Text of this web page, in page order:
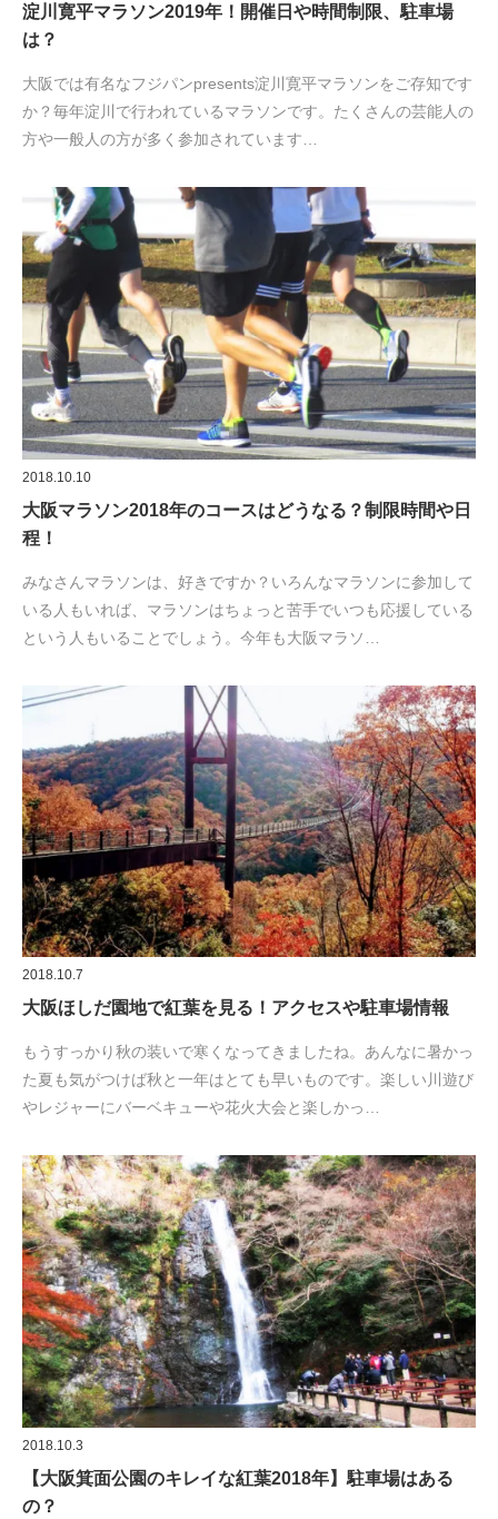
淀川寛平マラソン2019年！開催日や時間制限、駐車場
は？
大阪では有名なフジパンpresents淀川寛平マラソンをご存知です
か？毎年淀川で行われているマラソンです。たくさんの芸能人の
方や一般人の方が多く参加されています…
2018.10.10
大阪マラソン2018年のコースはどうなる？制限時間や日
程！
みなさんマラソンは、好きですか？いろんなマラソンに参加して
いる人もいれば、マラソンはちょっと苦手でいつも応援している
という人もいることでしょう。今年も大阪マラソ…
2018.10.7
大阪ほしだ園地で紅葉を見る！アクセスや駐車場情報
もうすっかり秋の装いで寒くなってきましたね。あんなに暑かっ
た夏も気がつけば秋と一年はとても早いものです。楽しい川遊び
やレジャーにバーベキューや花火大会と楽しかっ…
2018.10.3
【大阪箕面公園のキレイな紅葉2018年】駐車場はある
の？